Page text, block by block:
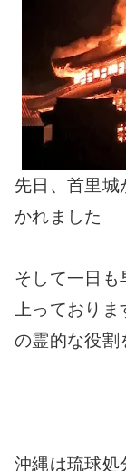
先日、首里城
かれました
そして一日も
上っておりま
の霊的な役割
沖縄は琉球処